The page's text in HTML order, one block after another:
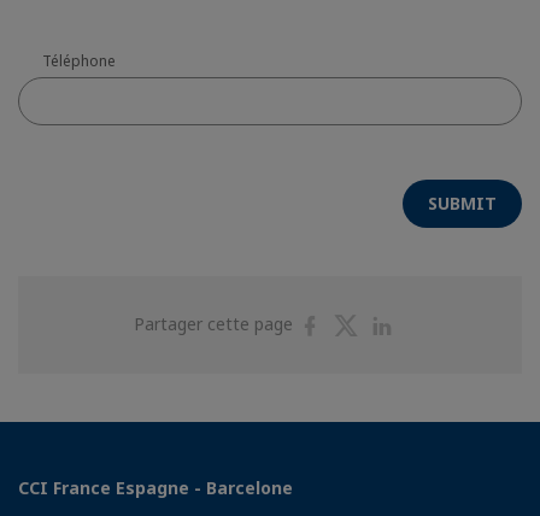
Téléphone
SUBMIT
Partager cette page
PartagerPartager
CCI France Espagne - Barcelone